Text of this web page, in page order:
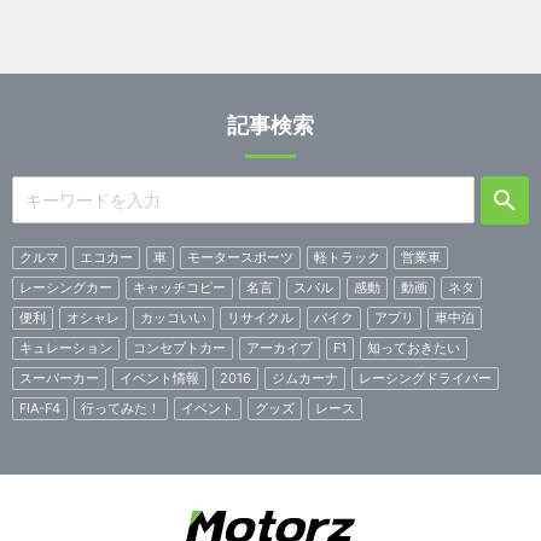
記事検索
クルマ エコカー 車 モータースポーツ 軽トラック
営業車
レーシングカー
キャッチコピー 名言 スバル 感動 動画
ネタ
便利
オシャレ カッコいい リサイクル バイク アプリ
車中泊
キュレーション
コンセプトカー アーカイブ F1
知っておきたい
スーパーカー
イベント情報 2016 ジムカーナ
レーシングドライバー
FIA-F4
行ってみた！ イベント グッズ レース